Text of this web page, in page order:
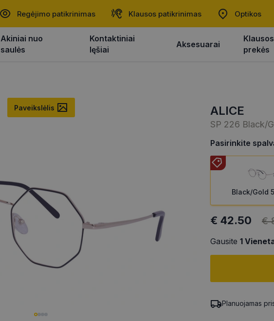
Regėjimo patikrinimas Klausos patikrinimas Optikos
Akiniai nuo
saulės
Kontaktiniai
lęšiai
Aksesuarai
Klausos
prekės
Paveikslėlis ALICE
SP 226 Black/
Pasirinkite
Black/Gold
€ 42.50 €
Gausite 1
Planuojamas